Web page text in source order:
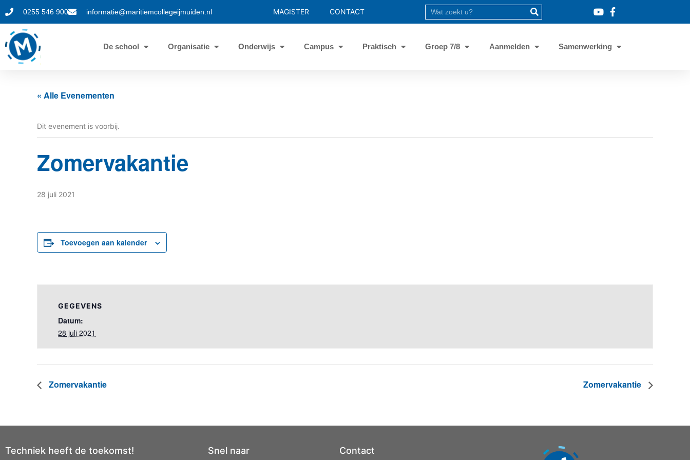
0255 546 900 informatie@maritiemcollegeijmuiden.nl MAGISTER CONTACT
De school Organisatie Onderwijs Campus Praktisch Groep 7/8 Aanmelden Samenwerking
« Alle Evenementen
Dit evenement is voorbij.
Zomervakantie
28 juli 2021
Toevoegen aan kalender
GEGEVENS
Datum:
28 juli 2021
Zomervakantie Zomervakantie
Techniek heeft de toekomst! Snel naar Contact